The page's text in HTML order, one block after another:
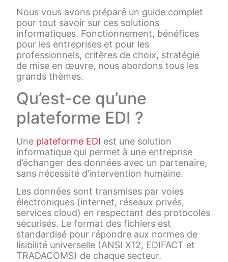
Nous vous avons préparé un guide complet
pour tout savoir sur ces solutions
informatiques. Fonctionnement, bénéfices
pour les entreprises et pour les
professionnels, critères de choix, stratégie
de mise en œuvre, nous abordons tous les
grands thèmes.
Qu’est-ce qu’une
plateforme EDI ?
Une plateforme EDI est une solution
informatique qui permet à une entreprise
d’échanger des données avec un partenaire,
sans nécessité d’intervention humaine.
Les données sont transmises par voies
électroniques (internet, réseaux privés,
services cloud) en respectant des protocoles
sécurisés. Le format des fichiers est
standardisé pour répondre aux normes de
lisibilité universelle (ANSI X12, EDIFACT et
TRADACOMS) de chaque secteur.